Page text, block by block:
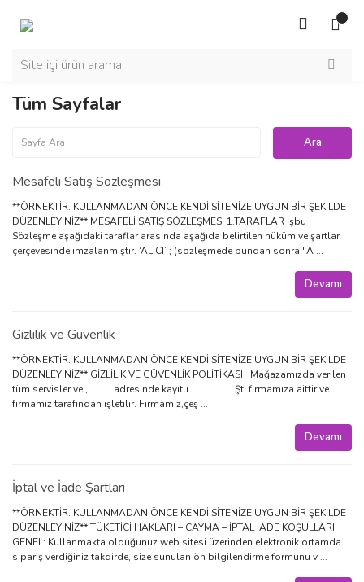
Tüm Sayfalar
Mesafeli Satış Sözleşmesi
**ÖRNEKTİR. KULLANMADAN ÖNCE KENDİ SİTENİZE UYGUN BİR ŞEKİLDE
DÜZENLEYİNİZ** MESAFELİ SATIŞ SÖZLEŞMESİ 1.TARAFLAR İşbu
Sözleşme aşağıdaki taraflar arasında aşağıda belirtilen hüküm ve şartlar
çerçevesinde imzalanmıştır. ‘ALICI’ ; (sözleşmede bundan sonra "A ...
Devamı
Gizlilik ve Güvenlik
**ÖRNEKTİR. KULLANMADAN ÖNCE KENDİ SİTENİZE UYGUN BİR ŞEKİLDE
DÜZENLEYİNİZ** GİZLİLİK VE GÜVENLİK POLİTİKASI Mağazamızda verilen
tüm servisler ve ,…………adresinde kayıtlı ……………….Şti.firmamıza aittir ve
firmamız tarafından işletilir. Firmamız,çeş ...
Devamı
İptal ve İade Şartları
**ÖRNEKTİR. KULLANMADAN ÖNCE KENDİ SİTENİZE UYGUN BİR ŞEKİLDE
DÜZENLEYİNİZ** TÜKETİCİ HAKLARI – CAYMA – İPTAL İADE KOŞULLARI
GENEL: Kullanmakta olduğunuz web sitesi üzerinden elektronik ortamda
sipariş verdiğiniz takdirde, size sunulan ön bilgilendirme formunu v ...